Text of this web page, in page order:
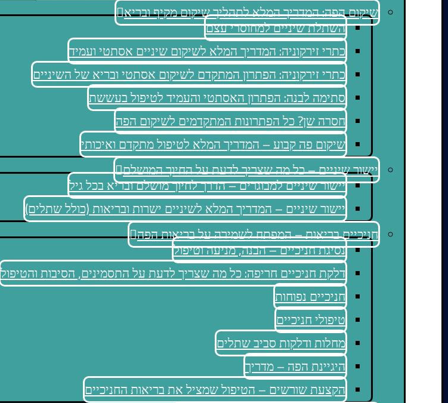
שיקום הפה: המדריך המלא לתהליך שיקום מקיף ובריא
השתלת שיניים למחוסרי עצם
כתרי זירקוניה: המדריך המלא לשיקום שיניים אסתטי ועמיד
כתרי זירקוניה: הפתרון המתקדם לשיקום אסתטי ובריא של השיניים
סתימה לבנה: הפתרון האסתטי והעמיד לטיפול בעששת
חסרה שן? כל הפתרונות המתקדמים לשיקום הפה
שיקום פה קבוע – המדריך המלא לטיפול מתקדם ואיכותי
יישור שיניים – כל מה שצריך לדעת על החיוך המושלם
יישור שיניים למבוגרים – הדרך לחיוך מושלם ובריא בכל גיל
יישור שיניים – המדריך המלא לשיניים ישרות ובריאות (כולל שתלים)
חניכיים בריאות – המפתח לשמירה על בריאות הפה
נסיגת חניכיים – הבנה, מניעה וטיפול
דלקת חניכיים חריפה: כל מה שצריך לדעת על התסמינים, הסיבות והטיפול
חניכיים נפוחות
טיפולי חניכיים
מחלות ודלקות סביב שתלים
היגיינת הפה – מדריך
הקצעת שורשים – הטיפול שמציל את בריאות החניכיים